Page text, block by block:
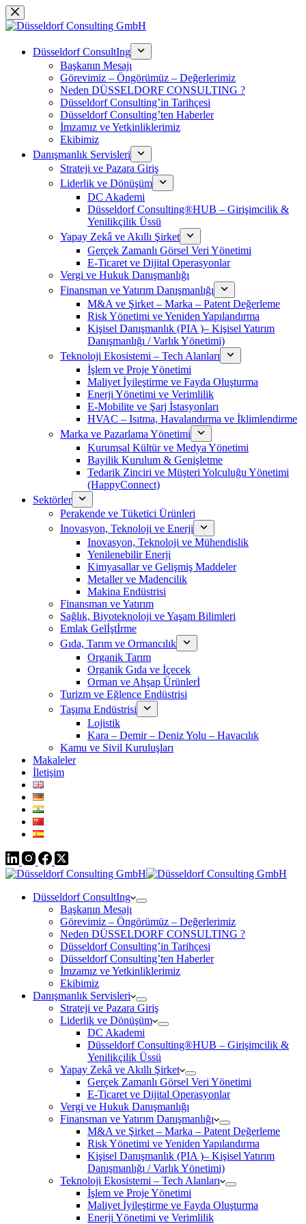
Skip
to
Düsseldorf ConsultIng
Başkanın Mesajı
Görevimiz – Öngörümüz – Değerlerimiz
Neden DÜSSELDORF CONSULTING ?
Düsseldorf Consulting’in Tarihçesi
Düsseldorf Consulting’ten Haberler
İmzamız ve Yetkinliklerimiz
Ekibimiz
Danışmanlık Servisleri
Strateji ve Pazara Giriş
Liderlik ve Dönüşüm
DC Akademi
Düsseldorf Consulting®HUB – Girişimcilik &
Yenilikçilik Üssü
Yapay Zekâ ve Akıllı Şirket
Gerçek Zamanlı Görsel Veri Yönetimi
E-Ticaret ve Dijital Operasyonlar
Vergi ve Hukuk Danışmanlığı
Finansman ve Yatırım Danışmanlığı
M&A ve Şirket – Marka – Patent Değerleme
Risk Yönetimi ve Yeniden Yapılandırma
Kişisel Danışmanlık (PIA )– Kişisel Yatırım
Danışmanlığı / Varlık Yönetimi)
Teknoloji Ekosistemi – Tech Alanları
İşlem ve Proje Yönetimi
Maliyet İyileştirme ve Fayda Oluşturma
Enerji Yönetimi ve Verimlilik
E-Mobilite ve Şarj İstasyonları
HVAC – Isıtma, Havalandırma ve İklimlendirme
Marka ve Pazarlama Yönetimi
Kurumsal Kültür ve Medya Yönetimi
Bayilik Kurulum & Genişletme
Tedarik Zinciri ve Müşteri Yolculuğu Yönetimi
(HappyConnect)
Sektörler
Perakende ve Tüketici Ürünleri
Inovasyon, Teknoloji ve Enerji
Inovasyon, Teknoloji ve Mühendislik
Yenilenebilir Enerji
Kimyasallar ve Gelişmiş Maddeler
Metaller ve Madencilik
Makina Endüstrisi
Finansman ve Yatırım
Sağlık, Biyoteknoloji ve Yaşam Bilimleri
Emlak Gelİştİrme
Gıda, Tarım ve Ormancılık
Organik Tarım
Organik Gıda ve İçecek
Orman ve Ahşap Ürünlerİ
Turizm ve Eğlence Endüstrisi
Taşıma Endüstrisi
Lojistik
Kara – Demir – Deniz Yolu – Havacılık
Kamu ve Sivil Kuruluşları
Makaleler
İletişim
Düsseldorf ConsultIng
Başkanın Mesajı
Görevimiz – Öngörümüz – Değerlerimiz
Neden DÜSSELDORF CONSULTING ?
Düsseldorf Consulting’in Tarihçesi
Düsseldorf Consulting’ten Haberler
İmzamız ve Yetkinliklerimiz
Ekibimiz
Danışmanlık Servisleri
Strateji ve Pazara Giriş
Liderlik ve Dönüşüm
DC Akademi
Düsseldorf Consulting®HUB – Girişimcilik &
Yenilikçilik Üssü
Yapay Zekâ ve Akıllı Şirket
Gerçek Zamanlı Görsel Veri Yönetimi
E-Ticaret ve Dijital Operasyonlar
Vergi ve Hukuk Danışmanlığı
Finansman ve Yatırım Danışmanlığı
M&A ve Şirket – Marka – Patent Değerleme
Risk Yönetimi ve Yeniden Yapılandırma
Kişisel Danışmanlık (PIA )– Kişisel Yatırım
Danışmanlığı / Varlık Yönetimi)
Teknoloji Ekosistemi – Tech Alanları
İşlem ve Proje Yönetimi
Maliyet İyileştirme ve Fayda Oluşturma
Enerji Yönetimi ve Verimlilik